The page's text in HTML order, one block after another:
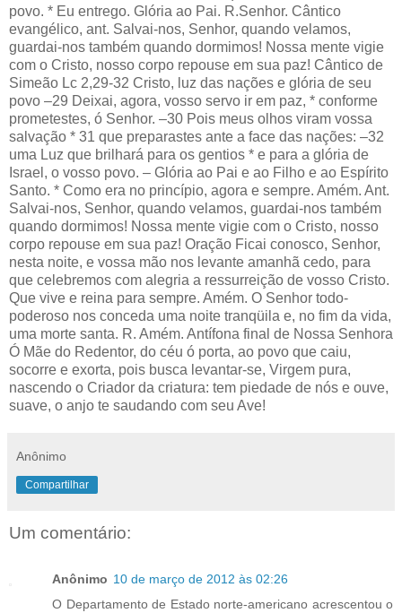
Anônimo
Compartilhar
Um comentário:
Anônimo 10 de março de 2012 às 02:26
O Departamento de Estado norte-americano acrescentou o